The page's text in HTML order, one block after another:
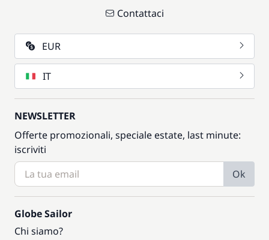
Contattaci
EUR
IT
NEWSLETTER
Offerte promozionali, speciale estate, last minute:
iscriviti
Ok
Globe Sailor
Chi siamo?